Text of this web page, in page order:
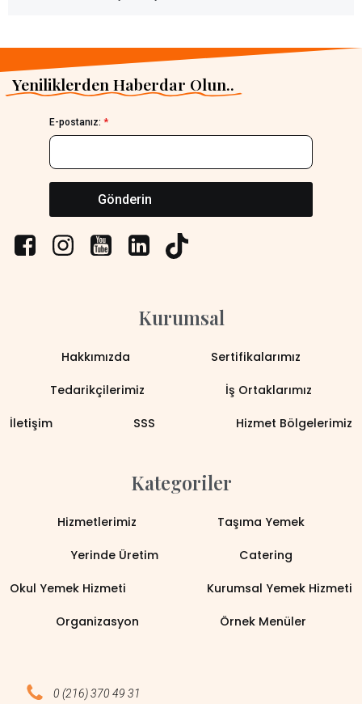
Yeniliklerden Haberdar Olun..
E-postanız: *
Gönderin
Kurumsal
Hakkımızda Sertifikalarımız
Tedarikçilerimiz İş Ortaklarımız
İletişim SSS Hizmet Bölgelerimiz
Kategoriler
Hizmetlerimiz Taşıma Yemek
Yerinde Üretim Catering
Okul Yemek Hizmeti Kurumsal Yemek Hizmeti
Organizasyon Örnek Menüler
0 (216) 370 49 31